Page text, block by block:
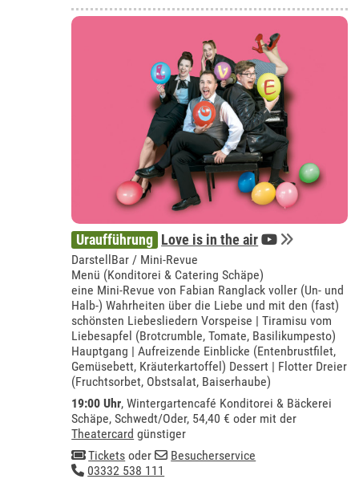
Uraufführung Love is in the air
DarstellBar / Mini-Revue
Menü (Konditorei & Catering Schäpe)
eine Mini-Revue von Fabian Ranglack voller (Un- und
Halb-) Wahrheiten über die Liebe und mit den (fast)
schönsten Liebesliedern Vorspeise | Tiramisu vom
Liebesapfel (Brotcrumble, Tomate, Basilikumpesto)
Hauptgang | Aufreizende Einblicke (Entenbrustfilet,
Gemüsebett, Kräuterkartoffel) Dessert | Flotter Dreier
(Fruchtsorbet, Obstsalat, Baiserhaube)
19:00 Uhr,Wintergartencafé Konditorei & Bäckerei
Schäpe, Schwedt/Oder, 54,40 € oder mit der
Theatercard günstiger
Tickets oder
Besucherservice
03332 538 111